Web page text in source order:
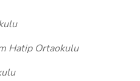
Hatip Ortaokulu